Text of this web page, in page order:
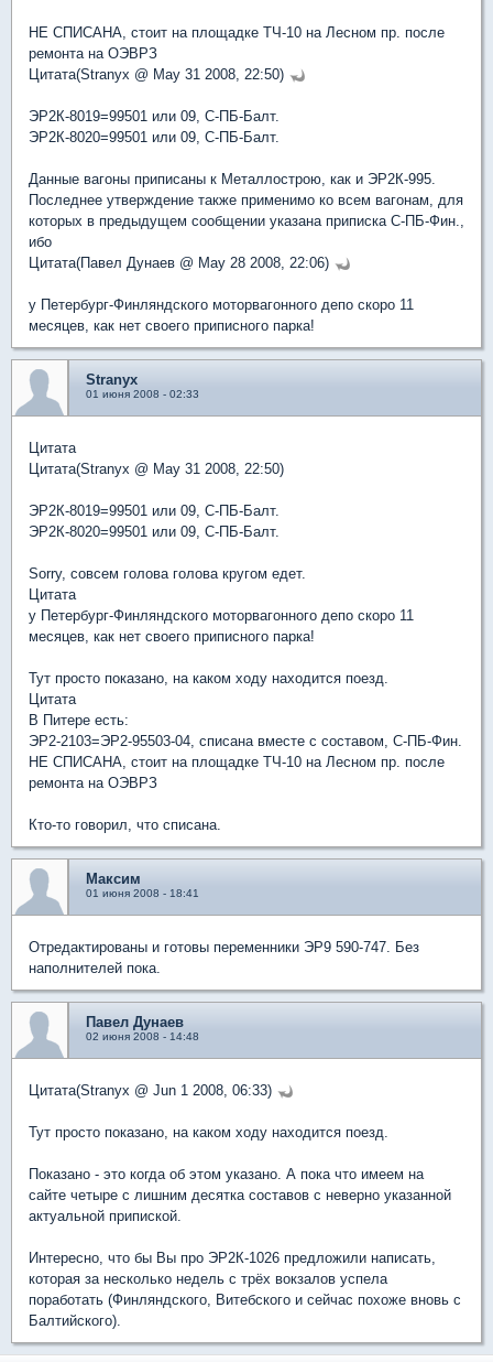
НЕ СПИСАНА, стоит на площадке ТЧ-10 на Лесном пр. после
ремонта на ОЭВРЗ
Цитата(Stranyx @ May 31 2008, 22:50)
ЭР2К-8019=99501 или 09, С-ПБ-Балт.
ЭР2К-8020=99501 или 09, С-ПБ-Балт.
Данные вагоны приписаны к Металлострою, как и ЭР2К-995.
Последнее утверждение также применимо ко всем вагонам, для
которых в предыдущем сообщении указана приписка С-ПБ-Фин.,
ибо
Цитата(Павел Дунаев @ May 28 2008, 22:06)
у Петербург-Финляндского моторвагонного депо скоро 11
месяцев, как нет своего приписного парка!
Stranyx
01 июня 2008 - 02:33
Цитата
Цитата(Stranyx @ May 31 2008, 22:50)
ЭР2К-8019=99501 или 09, С-ПБ-Балт.
ЭР2К-8020=99501 или 09, С-ПБ-Балт.
Sorry, совсем голова голова кругом едет.
Цитата
у Петербург-Финляндского моторвагонного депо скоро 11
месяцев, как нет своего приписного парка!
Тут просто показано, на каком ходу находится поезд.
Цитата
В Питере есть:
ЭР2-2103=ЭР2-95503-04, списана вместе с составом, С-ПБ-Фин.
НЕ СПИСАНА, стоит на площадке ТЧ-10 на Лесном пр. после
ремонта на ОЭВРЗ
Кто-то говорил, что списана.
Максим
01 июня 2008 - 18:41
Отредактированы и готовы переменники ЭР9 590-747. Без
наполнителей пока.
Павел Дунаев
02 июня 2008 - 14:48
Цитата(Stranyx @ Jun 1 2008, 06:33)
Тут просто показано, на каком ходу находится поезд.
Показано - это когда об этом указано. А пока что имеем на
сайте четыре с лишним десятка составов с неверно указанной
актуальной припиской.
Интересно, что бы Вы про ЭР2К-1026 предложили написать,
которая за несколько недель с трёх вокзалов успела
поработать (Финляндского, Витебского и сейчас похоже вновь с
Балтийского).